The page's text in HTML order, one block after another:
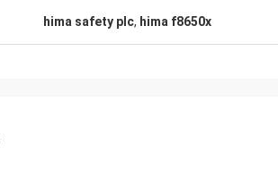
hima safety plc, hima f8650x